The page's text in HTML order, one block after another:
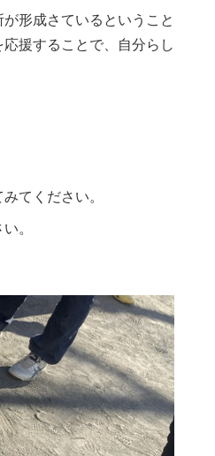
形成さているということ
援することで、自分らし
てください。
。